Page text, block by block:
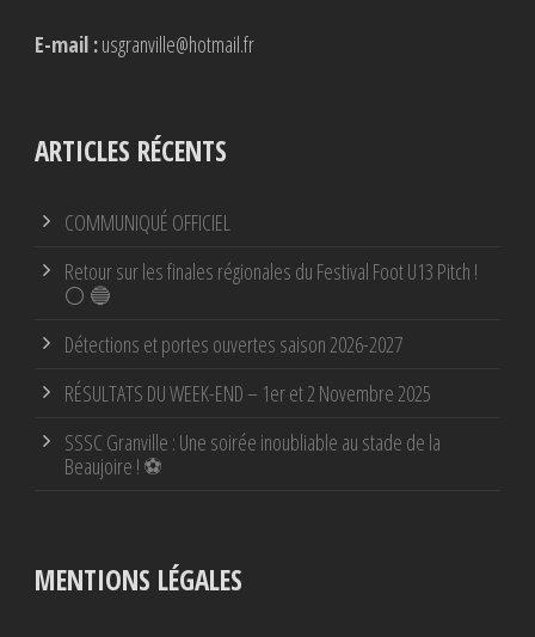
E-mail :usgranville@hotmail.fr
ARTICLES RÉCENTS
COMMUNIQUÉ OFFICIEL
Retour sur les finales régionales du Festival Foot U13 Pitch !
⚪ 🔵
Détections et portes ouvertes saison 2026-2027
RÉSULTATS DU WEEK-END – 1er et 2 Novembre 2025
SSSC Granville : Une soirée inoubliable au stade de la
Beaujoire ! ⚽
MENTIONS LÉGALES